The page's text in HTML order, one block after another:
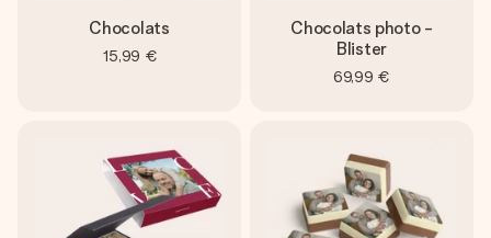
Chocolats
15,99 €
Chocolats photo -
Blister
69,99 €